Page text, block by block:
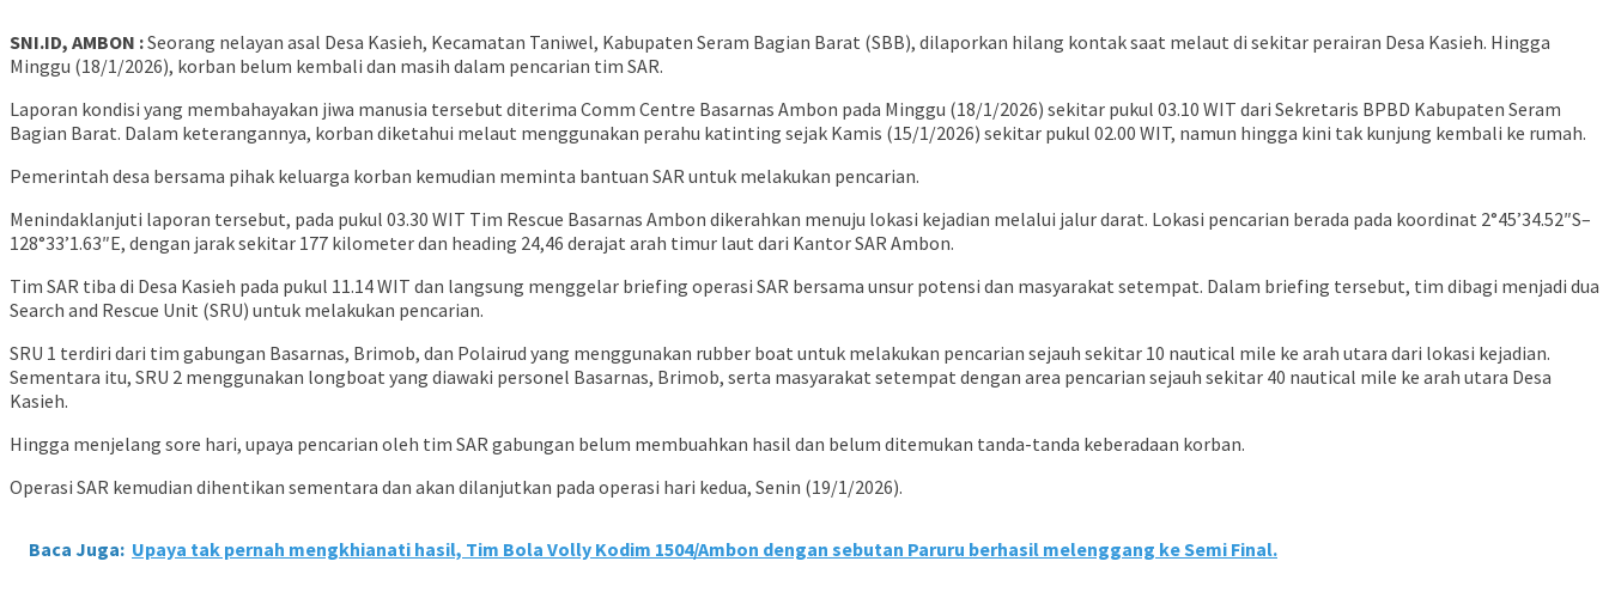
SNI.ID, AMBON :Seorang nelayan asal Desa Kasieh, Kecamatan Taniwel, Kabupaten Seram Bagian Barat (SBB), dilaporkan hilang kontak saat melaut di sekitar perairan Desa Kasieh. Hingga
Minggu (18/1/2026), korban belum kembali dan masih dalam pencarian tim SAR.
Laporan kondisi yang membahayakan jiwa manusia tersebut diterima Comm Centre Basarnas Ambon pada Minggu (18/1/2026) sekitar pukul 03.10 WIT dari Sekretaris BPBD Kabupaten Seram
Bagian Barat. Dalam keterangannya, korban diketahui melaut menggunakan perahu katinting sejak Kamis (15/1/2026) sekitar pukul 02.00 WIT, namun hingga kini tak kunjung kembali ke rumah.
Pemerintah desa bersama pihak keluarga korban kemudian meminta bantuan SAR untuk melakukan pencarian.
Menindaklanjuti laporan tersebut, pada pukul 03.30 WIT Tim Rescue Basarnas Ambon dikerahkan menuju lokasi kejadian melalui jalur darat. Lokasi pencarian berada pada koordinat 2°45’34.52″S–
128°33’1.63″E, dengan jarak sekitar 177 kilometer dan heading 24,46 derajat arah timur laut dari Kantor SAR Ambon.
Tim SAR tiba di Desa Kasieh pada pukul 11.14 WIT dan langsung menggelar briefing operasi SAR bersama unsur potensi dan masyarakat setempat. Dalam briefing tersebut, tim dibagi menjadi dua
Search and Rescue Unit (SRU) untuk melakukan pencarian.
SRU 1 terdiri dari tim gabungan Basarnas, Brimob, dan Polairud yang menggunakan rubber boat untuk melakukan pencarian sejauh sekitar 10 nautical mile ke arah utara dari lokasi kejadian.
Sementara itu, SRU 2 menggunakan longboat yang diawaki personel Basarnas, Brimob, serta masyarakat setempat dengan area pencarian sejauh sekitar 40 nautical mile ke arah utara Desa
Kasieh.
Hingga menjelang sore hari, upaya pencarian oleh tim SAR gabungan belum membuahkan hasil dan belum ditemukan tanda-tanda keberadaan korban.
Operasi SAR kemudian dihentikan sementara dan akan dilanjutkan pada operasi hari kedua, Senin (19/1/2026).
Baca Juga: Upaya tak pernah mengkhianati hasil, Tim Bola Volly Kodim 1504/Ambon dengan sebutan Paruru berhasil melenggang ke Semi Final.